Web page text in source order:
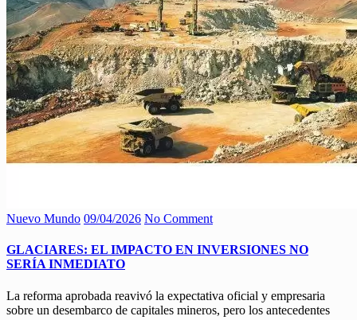
Nuevo Mundo 09/04/2026 No Comment
GLACIARES: EL IMPACTO EN INVERSIONES NO
SERÍA INMEDIATO
La reforma aprobada reavivó la expectativa oficial y empresaria
sobre un desembarco de capitales mineros, pero los antecedentes